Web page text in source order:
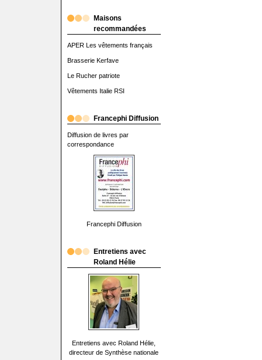
Maisons
recommandées
APER Les vêtements français
Brasserie Kerfave
Le Rucher patriote
Vêtements Italie RSI
Francephi Diffusion
Diffusion de livres par
correspondance
Francephi Diffusion
Entretiens avec
Roland Hélie
Entretiens avec Roland Hélie,
directeur de Synthèse nationale